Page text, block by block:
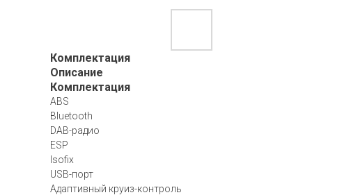
Комплектация
Описание
Комплектация
ABS
Bluetooth
DAB-радио
ESP
Isofix
USB-порт
Адаптивный круиз-контроль